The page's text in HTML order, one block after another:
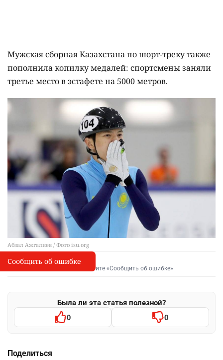
Мужская сборная Казахстана по шорт-треку также
пополнила копилку медалей: спортсмены заняли
третье место в эстафете на 5000 метров.
Абзал Ажгалиев / Фото isu.org
I
Сообщить об опечатке
Выделите фрагмент и нажмите «Сообщить об ошибке»
Была ли эта статья полезной?
0 0
Поделиться
Сообщить об ошибке